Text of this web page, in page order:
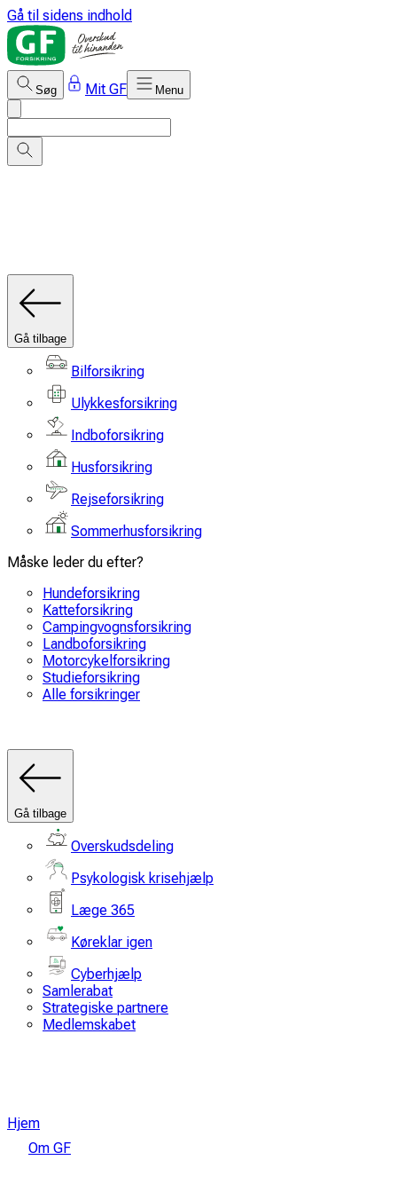
Gå til sidens indhold
Søg Mit GF Menu
Gå tilbage
Bilforsikring
Ulykkesforsikring
Indboforsikring
Husforsikring
Rejseforsikring
Sommerhusforsikring
Måske leder du efter?
Hundeforsikring
Katteforsikring
Campingvognsforsikring
Landboforsikring
Motorcykelforsikring
Studieforsikring
Alle forsikringer
Gå tilbage
Overskudsdeling
Psykologisk krisehjælp
Læge 365
Køreklar igen
Cyberhjælp
Samlerabat
Strategiske partnere
Medlemskabet
Hjem
Om GF